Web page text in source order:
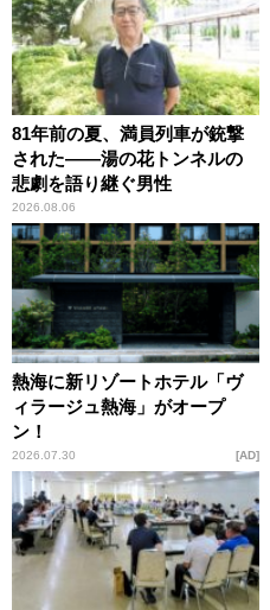
81年前の夏、満員列車が銃撃
された――湯の花トンネルの
悲劇を語り継ぐ男性
2026.08.06
熱海に新リゾートホテル「ヴ
ィラージュ熱海」がオープ
ン！
2026.07.30 AD